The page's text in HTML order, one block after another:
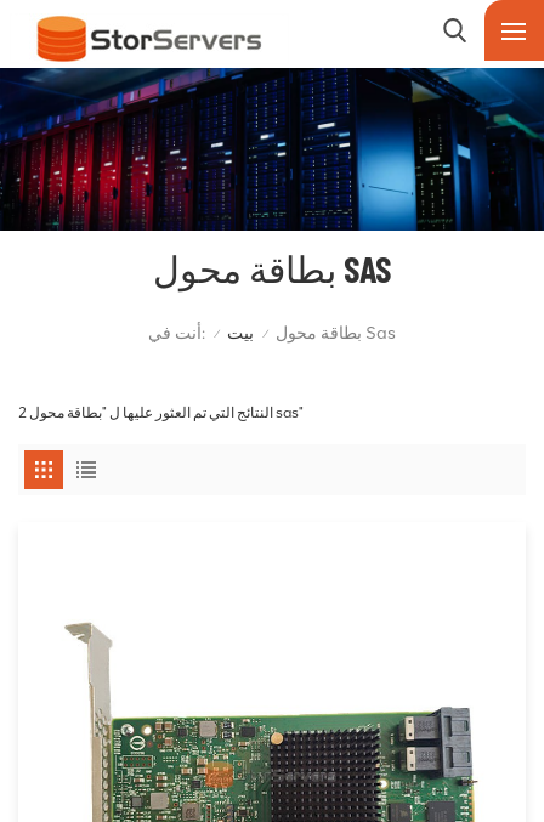
بطاقة محول SAS
أنت في: / بيت / بطاقة محول Sas
2 النتائج التي تم العثور عليها ل "بطاقة محول sas"